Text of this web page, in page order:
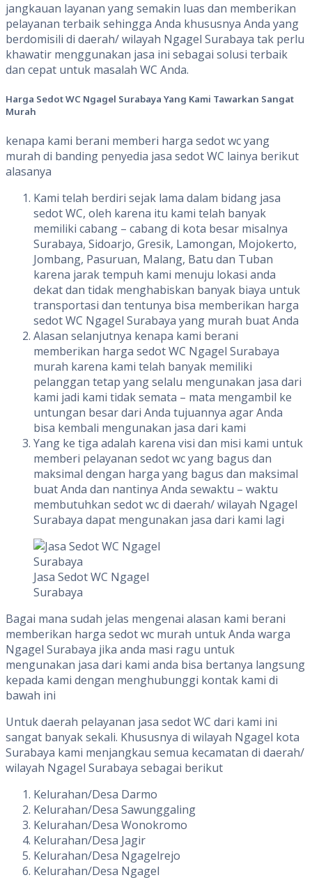
jangkauan layanan yang semakin luas dan memberikan
pelayanan terbaik sehingga Anda khususnya Anda yang
berdomisili di daerah/ wilayah Ngagel Surabaya tak perlu
khawatir menggunakan jasa ini sebagai solusi terbaik
dan cepat untuk masalah WC Anda.
Harga SedotWC Ngagel Surabaya Yang Kami Tawarkan Sangat
Murah
kenapa kami berani memberi harga sedot wc yang
murah di banding penyedia jasa sedot WC lainya berikut
alasanya
Kami telah berdiri sejak lama dalam bidang jasa
sedot WC, oleh karena itu kami telah banyak
memiliki cabang – cabang di kota besar misalnya
Surabaya, Sidoarjo, Gresik, Lamongan, Mojokerto,
Jombang, Pasuruan, Malang, Batu dan Tuban
karena jarak tempuh kami menuju lokasi anda
dekat dan tidak menghabiskan banyak biaya untuk
transportasi dan tentunya bisa memberikan harga
sedot WC Ngagel Surabaya yang murah buat Anda
Alasan selanjutnya kenapa kami berani
memberikan harga sedot WC Ngagel Surabaya
murah karena kami telah banyak memiliki
pelanggan tetap yang selalu mengunakan jasa dari
kami jadi kami tidak semata – mata mengambil ke
untungan besar dari Anda tujuannya agar Anda
bisa kembali mengunakan jasa dari kami
Yang ke tiga adalah karena visi dan misi kami untuk
memberi pelayanan sedot wc yang bagus dan
maksimal dengan harga yang bagus dan maksimal
buat Anda dan nantinya Anda sewaktu – waktu
membutuhkan sedot wc di daerah/ wilayah Ngagel
Surabaya dapat mengunakan jasa dari kami lagi
Jasa Sedot WC Ngagel
Surabaya
Bagai mana sudah jelas mengenai alasan kami berani
memberikan harga sedot wc murah untuk Anda warga
Ngagel Surabaya jika anda masi ragu untuk
mengunakan jasa dari kami anda bisa bertanya langsung
kepada kami dengan menghubunggi kontak kami di
bawah ini
Untuk daerah pelayanan jasa sedot WC dari kami ini
sangat banyak sekali. Khususnya di wilayah Ngagel kota
Surabaya kami menjangkau semua kecamatan di daerah/
wilayah Ngagel Surabaya sebagai berikut
Kelurahan/Desa Darmo
Kelurahan/Desa Sawunggaling
Kelurahan/Desa Wonokromo
Kelurahan/Desa Jagir
Kelurahan/Desa Ngagelrejo
Kelurahan/Desa Ngagel